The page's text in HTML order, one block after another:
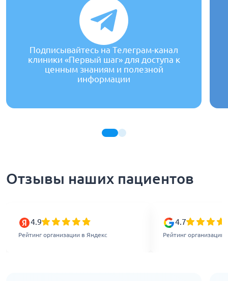
Подписывайтесь на Телеграм-канал
клиники «Первый шаг» для доступа к
ценным знаниям и полезной
информации
Отзывы наших пациентов
4.9
Рейтинг организации в Яндекс
4.7
Рейтинг организации